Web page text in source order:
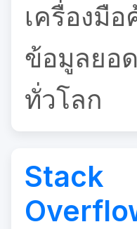
เครื่องมื
ข้อมูลยอ
ทั่วโลก
Stack